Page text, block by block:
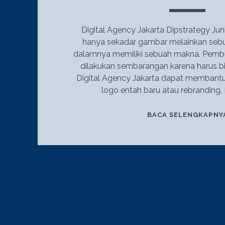
Digital Agency Jakarta Dipstrategy
hanya sekadar gambar melainkan
dalamnya memiliki sebuah makna.
dilakukan sembarangan karena harus
Digital Agency Jakarta dapat
logo entah baru atau rebranding.
BACA